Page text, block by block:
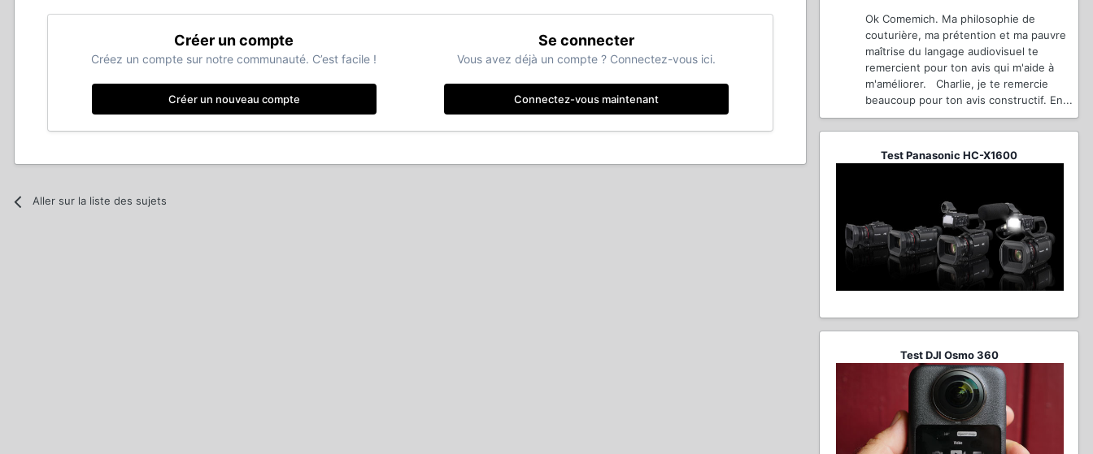
Créer un compte
Créez un compte sur notre communauté. C’est facile !
Créer un nouveau compte
Se connecter
Vous avez déjà un compte ? Connectez-vous ici.
Connectez-vous maintenant
Aller sur la liste des sujets
Ok Comemich. Ma philosophie de
couturière, ma prétention et ma pauvre
maîtrise du langage audiovisuel te
remercient pour ton avis qui m'aide à
m'améliorer. Charlie, je te remercie
beaucoup pour ton avis constructif. En...
Test Panasonic HC-X1600
Test DJI Osmo 360